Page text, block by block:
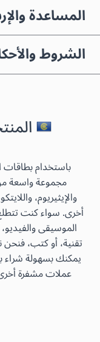
المساعدة
الشروط
باستخدام بطاقات
مجموعة واسعة
أخرى. سواء كنت
الموسيقى
تقنية، أو كتب،
يمكنك بسهولة شراء
عملات مشفرة